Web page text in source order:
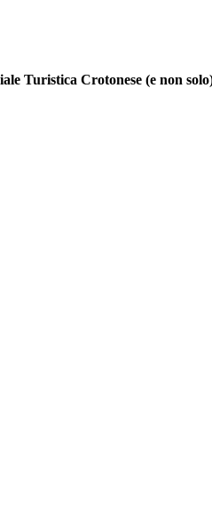
Turistica Crotonese (e non